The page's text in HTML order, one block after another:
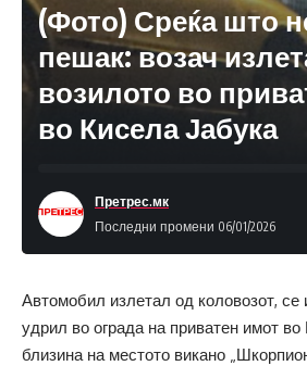
(Фото) Среќа што
пешак: возач
возилото во
во Кисела Јабука
Последни промени 06/01/2026
Претрес.мк
Автомобил излетал од коловозот, се
удрил во ограда на приватен имот
близина на местото викано